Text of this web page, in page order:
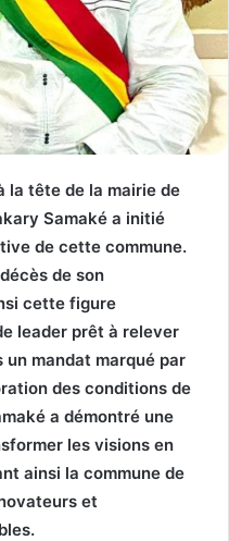
la tête de la mairie de
Samaké a initié
de cette commune.
de son
cette figure
leader prêt à relever
mandat marqué par
des conditions de
a démontré une
les visions en
ainsi la commune de
et